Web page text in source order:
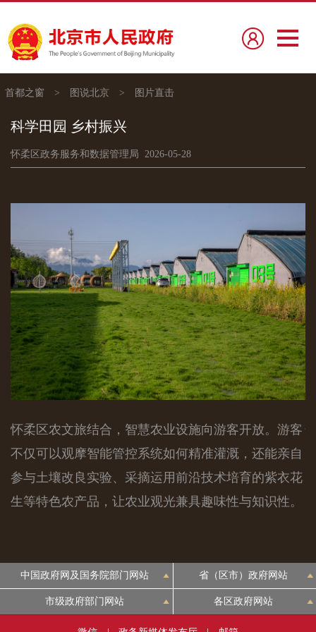
首都之窗 > 图说北京 > 图片直击
科学田园 乡村振兴
怀柔区政务服务和数据管理局 2026-05-28
怀柔区农文旅结合，智慧农业设施向游客开放。游客
不仅可以观摩智能管控系统如何精准灌溉，还能亲自
参与土壤改良实验、采摘运用前沿技术培育的紫衣花
生等特色农产品，让农业观光兼具趣味性与知识性。
中国政府网及国务院部门网站 省（区市）政府网站
市级政府部门网站 各区政府网站